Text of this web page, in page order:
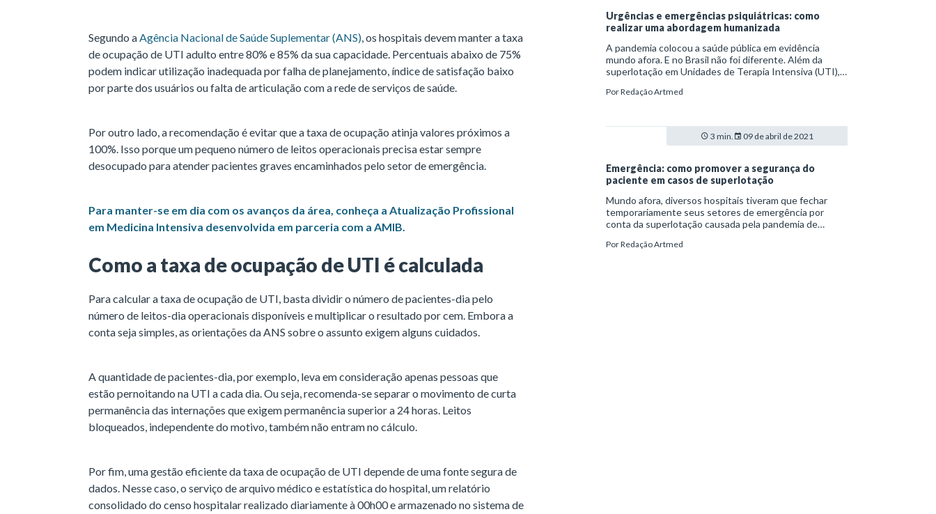
Segundo aAgência Nacional de Saúde Suplementar (ANS), os hospitais devem manter a taxa
de ocupação de UTI adulto entre 80% e 85% da sua capacidade. Percentuais abaixo de 75%
podem indicar utilização inadequada por falha de planejamento, índice de satisfação baixo
por parte dos usuários ou falta de articulação com a rede de serviços de saúde.
Por outro lado, a recomendação é evitar que a taxa de ocupação atinja valores próximos a
100%. Isso porque um pequeno número de leitos operacionais precisa estar sempre
desocupado para atender pacientes graves encaminhados pelo setor de emergência.
Para manter-se em dia com os avanços da área, conheça a Atualização Profissional
em Medicina Intensiva desenvolvida em parceria com a AMIB.
Como a taxa de ocupação de UTI é calculada
Para calcular a taxa de ocupação de UTI, basta dividir o número de pacientes-dia pelo
número de leitos-dia operacionais disponíveis e multiplicar o resultado por cem. Embora a
conta seja simples, as orientações da ANS sobre o assunto exigem alguns cuidados.
A quantidade de pacientes-dia, por exemplo, leva em consideração apenas pessoas que
estão pernoitando na UTI a cada dia. Ou seja, recomenda-se separar o movimento de curta
permanência das internações que exigem permanência superior a 24 horas. Leitos
bloqueados, independente do motivo, também não entram no cálculo.
Por fim, uma gestão eficiente da taxa de ocupação de UTI depende de uma fonte segura de
dados. Nesse caso, o serviço de arquivo médico e estatística do hospital, um relatório
consolidado do censo hospitalar realizado diariamente à 00h00 e armazenado no sistema de
Urgências e emergências psiquiátricas: como
realizar uma abordagem humanizada
A pandemia colocou a saúde pública em evidência
mundo afora. E no Brasil não foi diferente. Além da
superlotação em Unidades de Terapia Intensiva (UTI),
inclusive para estabelecer a triagem de possíveis
PorRedação Artmed
3 min. 09 de abril de 2021
Emergência: como promover a segurança do
paciente em casos de superlotação
Mundo afora, diversos hospitais tiveram que fechar
temporariamente seus setores de emergência por
conta da superlotação causada pela pandemia de
provocam a redução do acesso ao pronto-atendimento
PorRedação Artmed